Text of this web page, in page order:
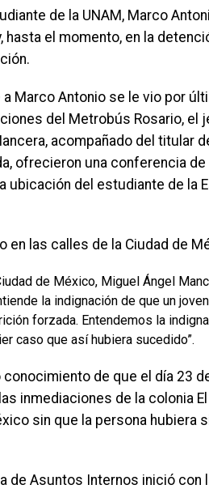
de la UNAM, Marco
hasta el momento, en la
Marco Antonio se le vio por
del Metrobús Rosario, el
acompañado del titular
ofrecieron una conferencia
ubicación del estudiante de la
en las calles de la Ciudad de
de México, Miguel Ángel
la indignación de que un
forzada. Entendemos la
caso que así hubiera sucedido”.
de que el día 23
inmediaciones de la colonia
sin que la persona hubiera
de Asuntos Internos inició